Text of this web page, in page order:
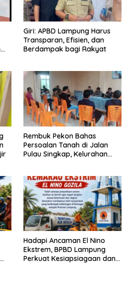
Giri: APBD Lampung Harus
Transparan, Efisien, dan
Berdampak bagi Rakyat
Rembuk Pekon Bahas
Persoalan Tanah di Jalan
Pulau Singkap, Kelurahan
Hadapi Ancaman El Nino
Ekstrem, BPBD Lampung
Perkuat Kesiapsiagaan dan